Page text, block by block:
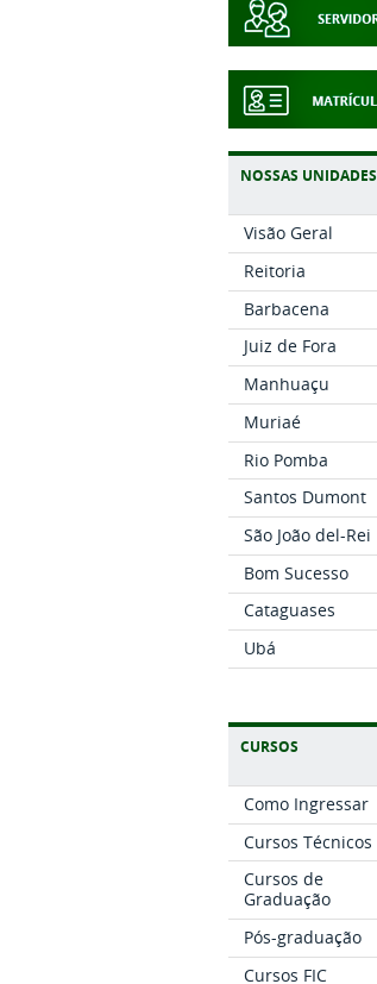
NOSSAS UNIDADES
Visão Geral
Reitoria
Barbacena
Juiz de Fora
Manhuaçu
Muriaé
Rio Pomba
Santos Dumont
São João del-Rei
Bom Sucesso
Cataguases
Ubá
CURSOS
Como Ingressar
Cursos Técnicos
Cursos de
Graduação
Pós-graduação
Cursos FIC